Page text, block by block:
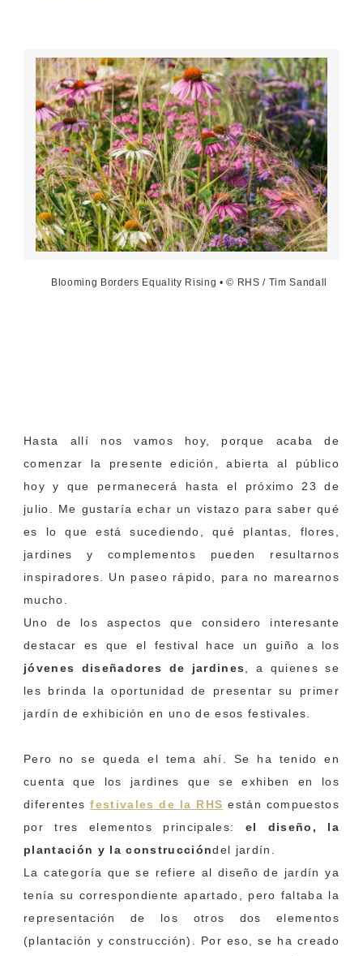
Blooming Borders Equality Rising • © RHS / Tim Sandall
Hasta allí nos vamos hoy, porque acaba de
comenzar la presente edición, abierta al público
hoy y que permanecerá hasta el próximo 23 de
julio. Me gustaría echar un vistazo para saber qué
es lo que está sucediendo, qué plantas, flores,
jardines y complementos pueden resultarnos
inspiradores. Un paseo rápido, para no marearnos
mucho.
Uno de los aspectos que considero interesante
destacar es que el festival hace un guiño a los
jóvenes diseñadores de jardines, a quienes se
les brinda la oportunidad de presentar su primer
jardín de exhibición en uno de esos festivales.
Pero no se queda el tema ahí. Se ha tenido en
cuenta que los jardines que se exhiben en los
diferentesfestivales de la RHS están compuestos
por tres elementos principales: el diseño, la
plantación y la construccióndel jardín.
La categoría que se refiere al diseño de jardín ya
tenía su correspondiente apartado, pero faltaba la
representación de los otros dos elementos
(plantación y construcción). Por eso, se ha creado